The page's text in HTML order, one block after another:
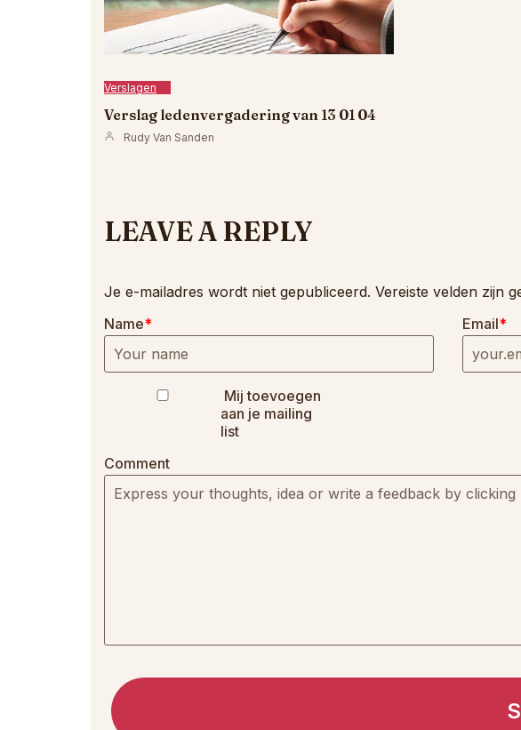
Verslagen
Verslag ledenvergadering van 13 01 04
Rudy Van Sanden
LEAVE A REPLY
Je e-mailadres wordt niet gepubliceerd. Vereiste velden zijn
Comment
Name* Email*
Mij toevoegen
aan je mailing
list